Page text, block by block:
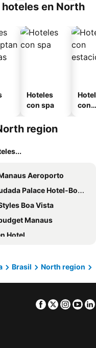
en North
Hoteles
con spa
con
region
Aeroporto
Palace Hotel-Boa Vista
Boa Vista
Manaus
Hotel
Park Hotel
Plaza Hotel
Brasil
North region
Facebook
Twitter